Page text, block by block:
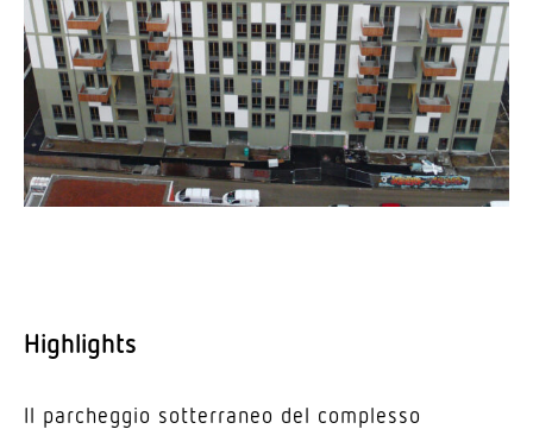
Highlights
Il parcheggio sotter­raneo del complesso